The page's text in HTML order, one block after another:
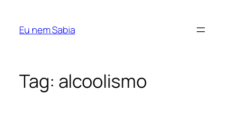
Eu nem Sabia
Tag: alcoolismo